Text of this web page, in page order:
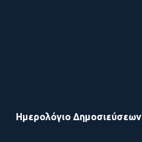
Ημερολόγιο Δημοσιεύσεων